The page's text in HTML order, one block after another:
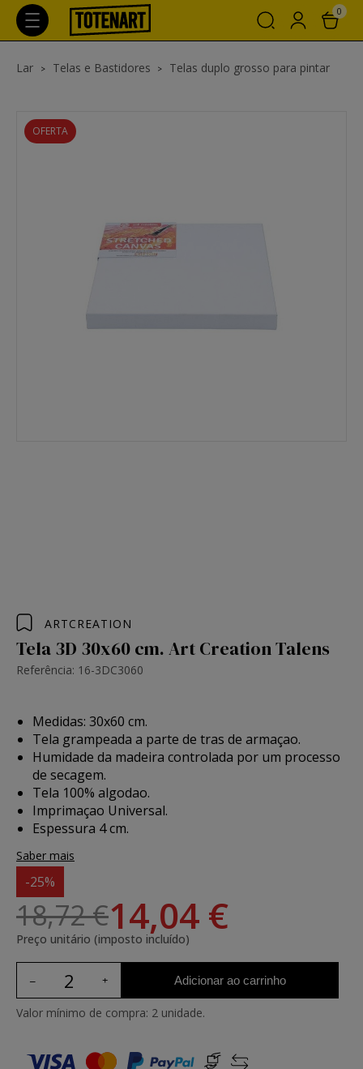
0
Lar Telas e Bastidores Telas duplo grosso para pintar
OFERTA
ARTCREATION
Tela 3D 30x60 cm. Art Creation Talens
Referência: 16-3DC3060
Medidas: 30x60 cm.
Tela grampeada a parte de tras de armaçao.
Humidade da madeira controlada por um processo
de secagem.
Tela 100% algodao.
Imprimaçao Universal.
Espessura 4 cm.
Saber mais
-25%
18,72 €14,04 €
Preço unitário (imposto incluído)
Adicionar ao carrinho
Valor mínimo de compra: 2 unidade.